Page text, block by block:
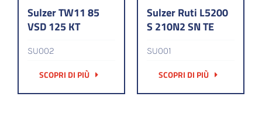
Sulzer TW11 85
VSD 125 KT
SU002
SCOPRI DI PIÙ
Sulzer Ruti L5200
S 210N2 SN TE
SU001
SCOPRI DI PIÙ